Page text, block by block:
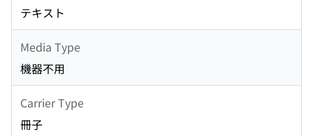
テキスト
Media Type
機器不用
Carrier Type
冊子